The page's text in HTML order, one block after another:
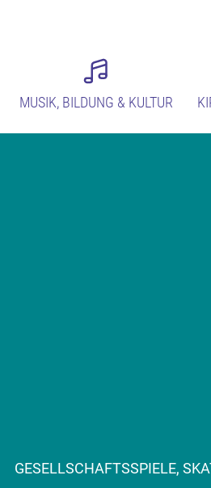
MUSIK, BILDUNG & KULTUR
GESELLSCHAFTSSPIELE,